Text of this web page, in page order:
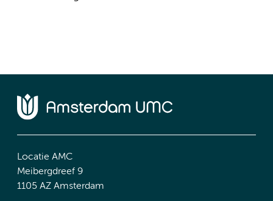
Locatie AMC
Meibergdreef 9
1105 AZ Amsterdam